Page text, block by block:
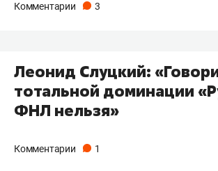
Комментарии 3
Леонид Слуцкий:
тотальной доминации
ФНЛ нельзя»
Комментарии 1